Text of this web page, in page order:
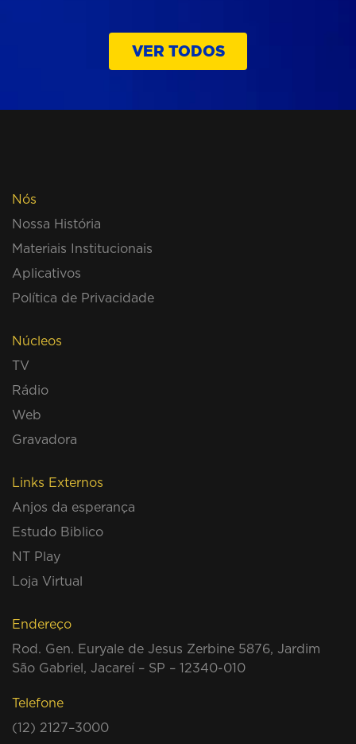
VER TODOS
Nós
Nossa História
Materiais Institucionais
Aplicativos
Política de Privacidade
Núcleos
TV
Rádio
Web
Gravadora
Links Externos
Anjos da esperança
Estudo Biblico
NT Play
Loja Virtual
Endereço
Rod. Gen. Euryale de Jesus Zerbine 5876, Jardim
São Gabriel, Jacareí – SP – 12340-010
Telefone
(12) 2127–3000